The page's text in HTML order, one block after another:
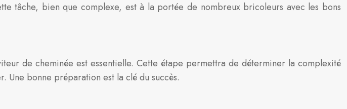
tâche, bien que complexe, est à la portée de nombreux bricoleurs avec les bons
de cheminée est essentielle. Cette étape permettra de déterminer la complexité
Une bonne préparation est la clé du succès.